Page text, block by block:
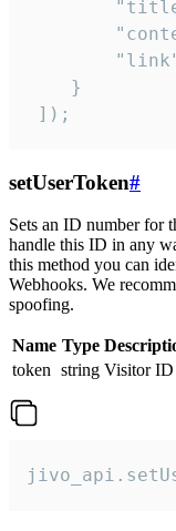
    }
]);
setUserToken#
Sets an ID number for
handle this ID in any
this method you can
Webhooks. We
spoofing.
Name Type
token string Visitor ID